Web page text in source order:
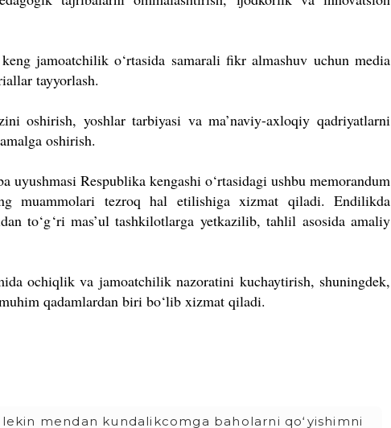
jamoatchilik o‘rtasida samarali fikr almashuv uchun media
tayyorlash.
oshirish, yoshlar tarbiyasi va ma’naviy-axloqiy qadriyatlarni
oshirish.
Respublika kengashi o‘rtasidagi ushbu memorandum
muammolari tezroq hal etilishiga xizmat qiladi. Endilikda
to‘g‘ri mas’ul tashkilotlarga yetkazilib, tahlil asosida amaliy
ochiqlik va jamoatchilik nazoratini kuchaytirish, shuningdek,
qadamlardan biri bo‘lib xizmat qiladi.
mendan kundalikcomga baholarni qoʻyishimni